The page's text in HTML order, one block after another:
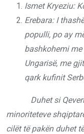
Ismet Kryeziu:
Erebara: I
populli, po ay
bashkohemi me
Ungarisë, me
qark kufinit
Duhet si Qeveria,
minoriteteve
cilët të pakën duhet